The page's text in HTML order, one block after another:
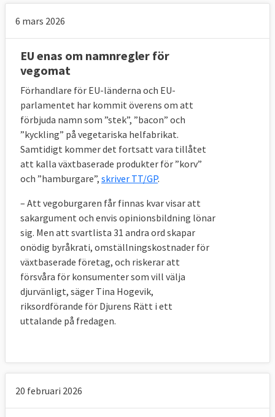
6 mars 2026
EU enas om namnregler för
vegomat
Förhandlare för EU-länderna och EU-
parlamentet har kommit överens om att
förbjuda namn som ”stek”, ”bacon” och
”kyckling” på vegetariska helfabrikat.
Samtidigt kommer det fortsatt vara tillåtet
att kalla växtbaserade produkter för ”korv”
och ”hamburgare”, skriver TT/GP.
– Att vegoburgaren får finnas kvar visar att
sakargument och envis opinionsbildning lönar
sig. Men att svartlista 31 andra ord skapar
onödig byråkrati, omställningskostnader för
växtbaserade företag, och riskerar att
försvåra för konsumenter som vill välja
djurvänligt, säger Tina Hogevik,
riksordförande för Djurens Rätt i ett
uttalande på fredagen.
20 februari 2026